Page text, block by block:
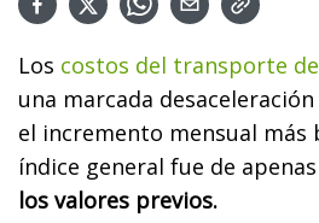
Los costos del transporte
una marcada
el incremento mensual más
índice general fue de
los valores previos.